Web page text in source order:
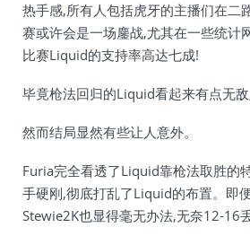
热手感,所有人包括虎牙的主播们在二
赛或许会是一场鏖战,尤其在一些统计
比赛Liquid的支持率高达七成!
毕竟枪法回归的Liquid看起来有点无
然而结局显然有些让人意外。
Furia完全看透了Liquid靠枪法取胜的
手硬刚,彻底打乱了Liquid的布置。即
Stewie2K也显得毫无办法,无奈12-16